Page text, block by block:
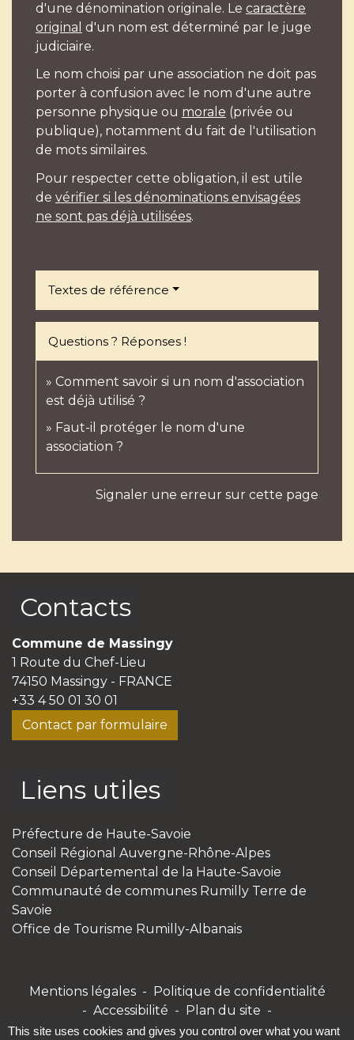
d'une dénomination originale. Le caractère
original d'un nom est déterminé par le juge
judiciaire.
Le nom choisi par une association ne doit pas
porter à confusion avec le nom d'une autre
personne physique ou morale (privée ou
publique), notamment du fait de l'utilisation
de mots similaires.
Pour respecter cette obligation, il est utile
de vérifier si les dénominations envisagées
ne sont pas déjà utilisées.
Textes de référence
Questions ? Réponses !
Comment savoir si un nom d'association
est déjà utilisé ?
Faut-il protéger le nom d'une
association ?
Signaler une erreur sur cette page
Contacts
Commune de Massingy
1 Route du Chef-Lieu
74150 Massingy - FRANCE
+33 4 50 01 30 01
Contact par formulaire
Liens utiles
Préfecture de Haute-Savoie
Conseil Régional Auvergne-Rhône-Alpes
Conseil Départemental de la Haute-Savoie
Communauté de communes Rumilly Terre de
Savoie
Office de Tourisme Rumilly-Albanais
Mentions légales - Politique de confidentialité
- Accessibilité - Plan du site -
Gestion des cookies
This site uses cookies and gives you control over what you want